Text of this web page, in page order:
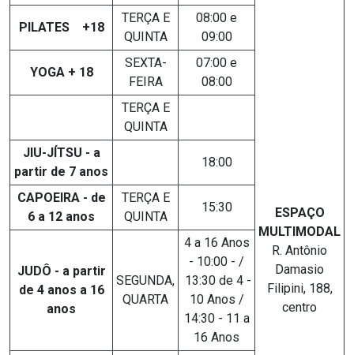
ESPAÇO
MULTIMODAL
R. Antônio
Damasio
Filipini, 188,
centro
PILATES +18
TERÇA E
QUINTA
08:00 e
09:00
YOGA + 18
SEXTA-
FEIRA
07:00 e
08:00
TERÇA E
QUINTA
JIU-JÍTSU - a
partir de 7 anos
18:00
CAPOEIRA - de
6 a 12 anos
TERÇA E
QUINTA
15:30
JUDÔ - a partir
de 4 anos a 16
anos
SEGUNDA,
QUARTA
4 a 16 Anos
- 10:00 - /
13:30 de 4 -
10 Anos /
14:30 - 11 a
16 Anos